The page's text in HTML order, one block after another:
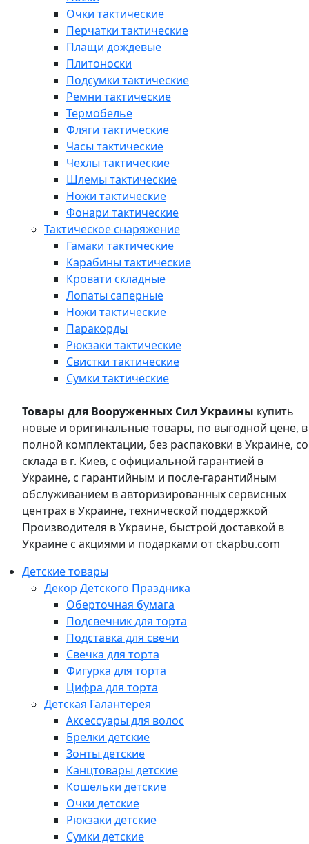
Очки тактические
Перчатки тактические
Плащи дождевые
Плитоноски
Подсумки тактические
Ремни тактические
Термобелье
Фляги тактические
Часы тактические
Чехлы тактические
Шлемы тактические
Ножи тактические
Фонари тактические
Тактическое снаряжение
Гамаки тактические
Карабины тактические
Кровати складные
Лопаты саперные
Ножи тактические
Паракорды
Рюкзаки тактические
Свистки тактические
Сумки тактические
Товары для Вооруженных Сил Украины купить
новые и оригинальные товары, по выгодной цене, в
полной комплектации, без распаковки в Украине, со
склада в г. Киев, с официальной гарантией в
Украине, с гарантийным и после-гарантийным
обслуживанием в авторизированных сервисных
центрах в Украине, технической поддержкой
Производителя в Украине, быстрой доставкой в
Украине с акциями и подарками от ckapbu.com
Детские товары
Декор Детского Праздника
Оберточная бумага
Подсвечник для торта
Подставка для свечи
Свечка для торта
Фигурка для торта
Цифра для торта
Детская Галантерея
Аксессуары для волос
Брелки детские
Зонты детские
Канцтовары детские
Кошельки детские
Очки детские
Рюкзаки детские
Сумки детские